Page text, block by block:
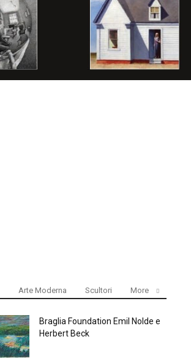
Arte Moderna Scultori More
Braglia Foundation Emil Nolde e
Herbert Beck